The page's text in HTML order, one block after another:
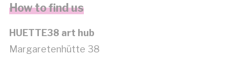
How to find us
HUETTE38 art hub
Margaretenhütte 38